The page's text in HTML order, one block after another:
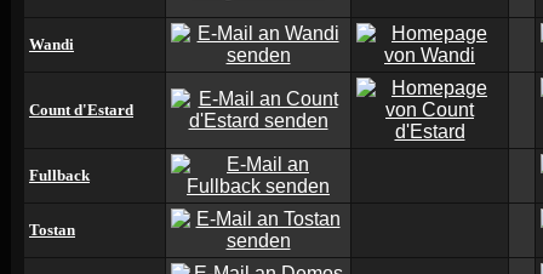
Wandi
Count d'Estard
Fullback
Tostan